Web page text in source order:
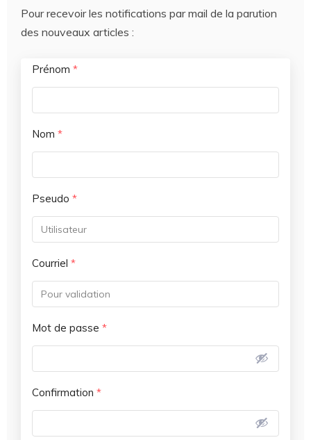
Pour recevoir les notifications par mail de la parution
des nouveaux articles :
Prénom *
Nom *
Pseudo *
Courriel *
Mot de passe *
Confirmation *